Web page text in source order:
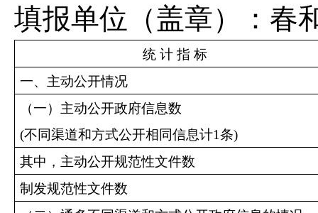
填报单位（盖章）：春
统 计 指 标
一、主动公开情况
（一）主动公开政府信息数
(不同渠道和方式公开相同信息计1条)
其中，主动公开规范性文件数
制发规范性文件数